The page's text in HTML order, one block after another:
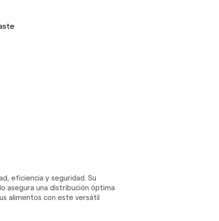
eficiencia y seguridad. Su
asegura una distribución óptima
alimentos con este versátil